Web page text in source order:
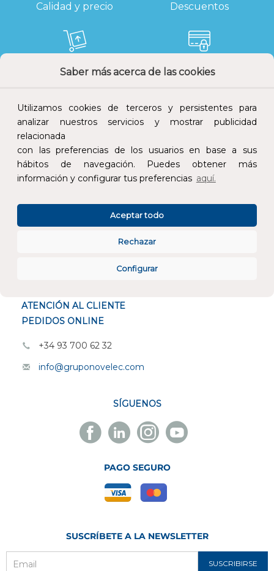
Saber más acerca de las cookies
Utilizamos cookies de terceros y persistentes para
analizar nuestros servicios y mostrar publicidad
relacionada
con las preferencias de los usuarios en base a sus
hábitos de navegación. Puedes obtener más
información y configurar tus preferencias aquí.
Configurar
Rechazar
Aceptar todo
Calidad y precio Descuentos
Devoluciones Pago seguro
Atención al cliente
ATENCIÓN AL CLIENTE
PEDIDOS ONLINE
+34 93 700 62 32
info@gruponovelec.com
SÍGUENOS
Facebook
Novelec
Linkedin
Novelec
Instagram
Novelec
Youtube
Novelec
PAGO SEGURO
SUSCRÍBETE A LA NEWSLETTER
SUSCRIBIRSE